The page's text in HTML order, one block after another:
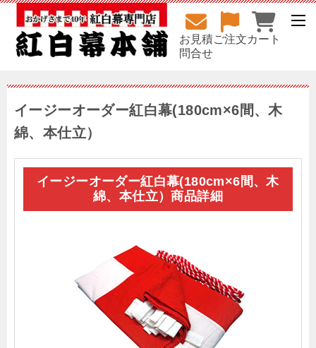
お見積
問合せ
ご注文カート
イージーオーダー紅白幕(180cm×6間、木
綿、本仕立）
イージーオーダー紅白幕(180cm×6間、木
綿、本仕立）商品詳細